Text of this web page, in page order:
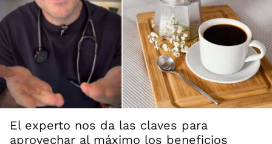
El experto nos da las claves para
aprovechar al máximo los beneficios